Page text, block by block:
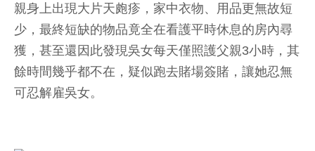
親身上出現大片天皰疹，家中衣物、用品更無故短
少，最終短缺的物品竟全在看護平時休息的房內尋
獲，甚至還因此發現吳女每天僅照護父親3小時，其
餘時間幾乎都不在，疑似跑去賭場簽賭，讓她忍無
可忍解雇吳女。